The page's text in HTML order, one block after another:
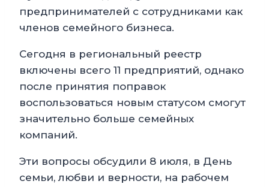
предпринимателей с сотрудниками как
членов семейного бизнеса.
Сегодня в региональный реестр
включены всего 11 предприятий, однако
после принятия поправок
воспользоваться новым статусом смогут
значительно больше семейных
компаний.
Эти вопросы обсудили 8 июля, в День
семьи, любви и верности, на рабочем